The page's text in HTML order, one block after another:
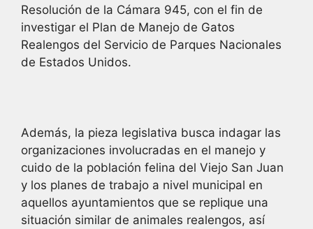
Resolución de la Cámara 945, con el fin de
investigar el Plan de Manejo de Gatos
Realengos del Servicio de Parques Nacionales
de Estados Unidos.
Además, la pieza legislativa busca indagar las
organizaciones involucradas en el manejo y
cuido de la población felina del Viejo San Juan
y los planes de trabajo a nivel municipal en
aquellos ayuntamientos que se replique una
situación similar de animales realengos, así